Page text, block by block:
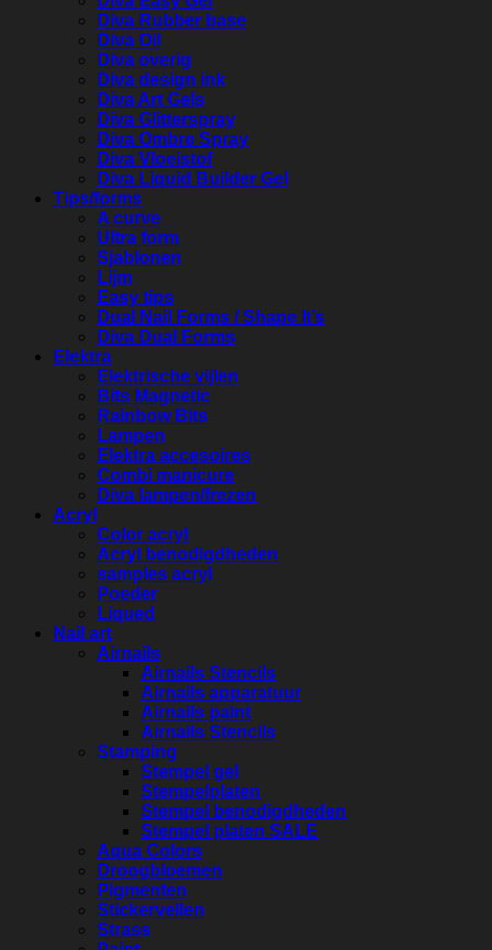
Diva Rubber base
Diva Oil
Diva overig
Diva design ink
Diva Art Gels
Diva Glitterspray
Diva Ombre Spray
Diva Vloeistof
Diva Liquid Builder Gel
Tips/forms
A curve
Ultra form
Sjablonen
Lijm
Easy tips
Dual Nail Forms / Shape It’s
Diva Dual Forms
Elektra
Elektrische vijlen
Bits Magnetic
Rainbow Bits
Lampen
Elektra accesoires
Combi manicure
Diva lampen/frezen
Acryl
Color acryl
Acryl benodigdheden
samples acryl
Poeder
Liqued
Nail art
Airnails
Airnails Stencils
Airnails apparatuur
Airnails paint
Airnails Stencils
Stamping
Stempel gel
Stempelplaten
Stempel benodigdheden
Stempel platen SALE
Aqua Colors
Droogbloemen
Pigmenten
Stickervellen
Strass